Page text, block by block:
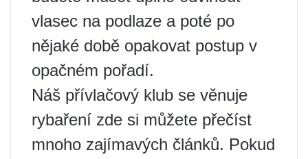
vlasec na podlaze a poté po
nějaké době opakovat postup v
opačném pořadí.
Náš přívlačový klub se věnuje
rybaření zde si můžete přečíst
mnoho zajímavých článků. Pokud